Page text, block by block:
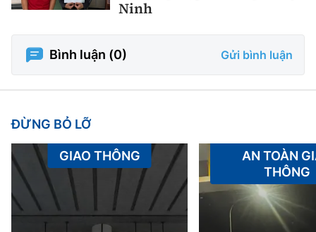
Ninh
Bình luận (0) Gửi bình luận
ĐỪNG BỎ LỠ
GIAO THÔNG
AN TOÀN
THÔNG